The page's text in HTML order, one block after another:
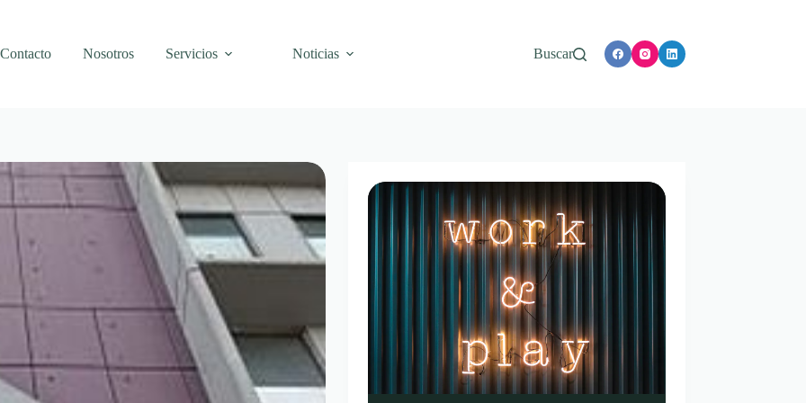
Contacto Nosotros Servicios Noticias Buscar